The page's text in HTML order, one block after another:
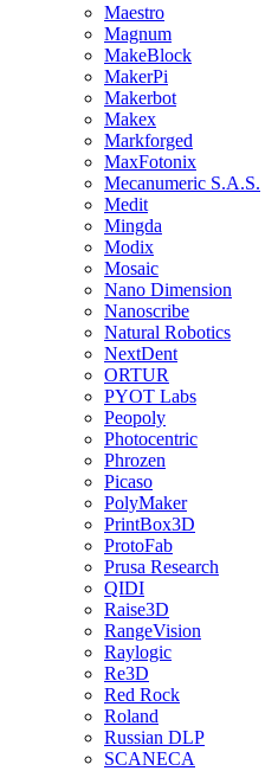
Maestro
Magnum
MakeBlock
MakerPi
Makerbot
Makex
Markforged
MaxFotonix
Mecanumeric S.A.S.
Medit
Mingda
Modix
Mosaic
Nano Dimension
Nanoscribe
Natural Robotics
NextDent
ORTUR
PYOT Labs
Peopoly
Photocentric
Phrozen
Picaso
PolyMaker
PrintBox3D
ProtoFab
Prusa Research
QIDI
Raise3D
RangeVision
Raylogic
Re3D
Red Rock
Roland
Russian DLP
SCANECA